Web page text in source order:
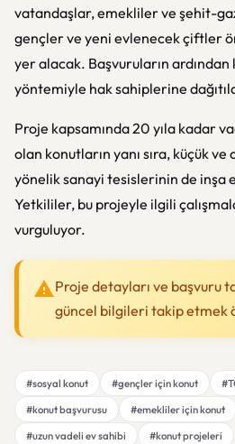
vatandaşlar, emekliler ve şehit-
gençler ve yeni evlenecek çiftler
yer alacak. Başvuruların
yöntemiyle hak sahiplerine
Proje kapsamında 20 yıla kadar
olan konutların yanı sıra, küçük
yönelik sanayi tesislerinin de inşa
Yetkililer, bu projeyle ilgili
vurguluyor.
Proje detayları ve başvuru
güncel bilgileri takip etmek
#sosyal konut #gençler için konut
#konut başvurusu
#emekliler için konut
#uzun vadeli ev sahibi
#konut projeleri